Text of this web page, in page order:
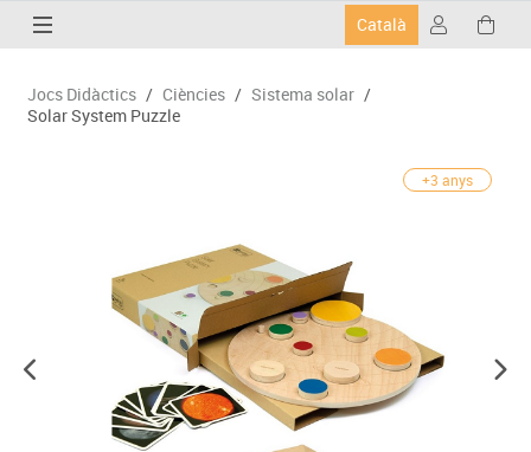
Català
Jocs Didàctics / Ciències / Sistema solar /
Solar System Puzzle
+3 anys